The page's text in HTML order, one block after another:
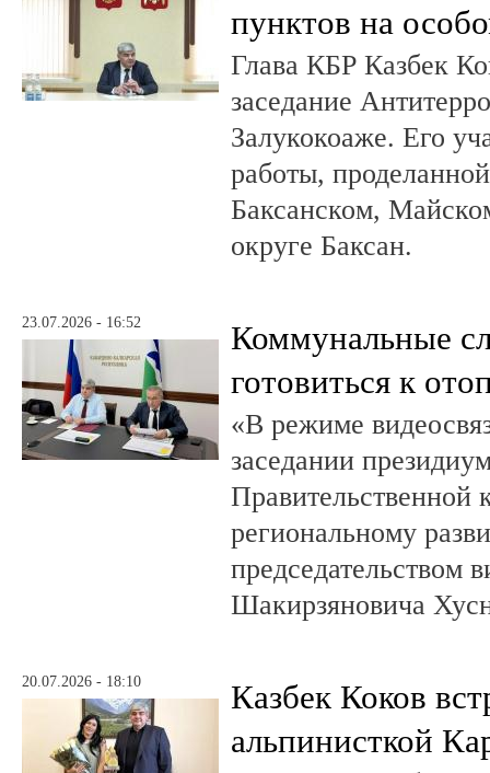
пунктов на
Глава КБР Казбек
заседание
Залукокоаже. Его
работы,
Баксанском,
округе Баксан.
23.07.2026 - 16:52
Коммунальные
готовиться к
«В режиме
заседании
Правительственной
региональному
председательством
Шакирзяновича
20.07.2026 - 18:10
Казбек Коков
альпинисткой